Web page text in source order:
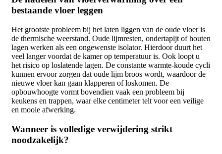
bestaande vloer leggen
Het grootste probleem bij het laten liggen van de oude vloer is
de thermische weerstand. Oude lijmresten, ondertapijt of houten
lagen werken als een ongewenste isolator. Hierdoor duurt het
veel langer voordat de kamer op temperatuur is. Ook loopt u
het risico op loslatende lagen. De constante warmte-koude cycli
kunnen ervoor zorgen dat oude lijm broos wordt, waardoor de
nieuwe vloer kan gaan klapperen of loskomen. De
opbouwhoogte vormt bovendien vaak een probleem bij
keukens en trappen, waar elke centimeter telt voor een veilige
en mooie afwerking.
Wanneer is volledige verwijdering strikt
noodzakelijk?